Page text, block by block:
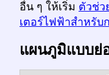
อื่น ๆ ให้เริ่ม ตัวช่ว
เตอร์ไฟฟ้าสำหรั
แผนภูมิแบบย่